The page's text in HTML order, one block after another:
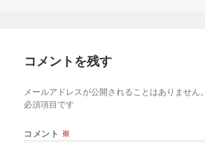
コメントを残す
メールアドレスが公開されることはありません。
必須項目です
コメント ※